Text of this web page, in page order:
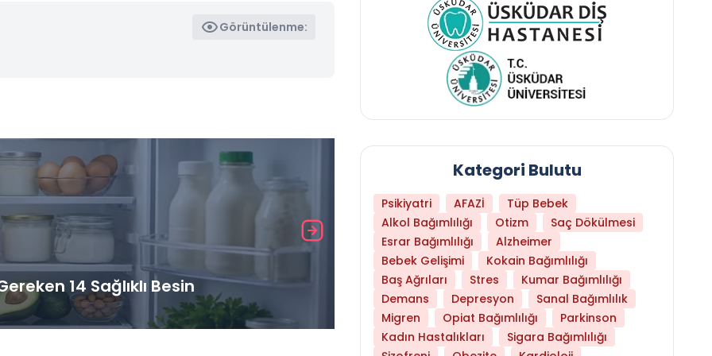
Görüntülenme:
14 Sağlıklı Besin Hangi Yaşta Hangi Testi Yaptırmanız
Kategori Bulutu
Psikiyatri AFAZİ
Tüp Bebek
Alkol Bağımlılığı
Otizm
Saç Dökülmesi
Esrar Bağımlılığı
Alzheimer
Bebek Gelişimi
Kokain Bağımlılığı
Baş Ağrıları
Stres
Kumar Bağımlılığı
Demans
Depresyon
Sanal Bağımlılık
Migren
Opiat Bağımlılığı
Parkinson
Kadın Hastalıkları
Sigara Bağımlılığı